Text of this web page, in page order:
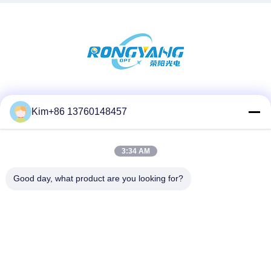
빠른 연락
TEL :
Kim+86 13760148457
3:34 AM
Good day, what product are you looking for?